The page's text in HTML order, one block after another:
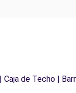
de Techo |